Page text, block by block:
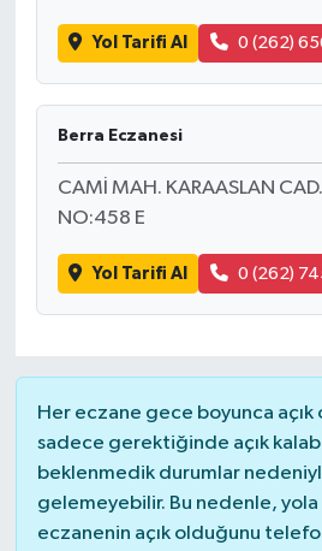
Yol Tarifi Al 0 (262)
Berra Eczanesi
CAMİ MAH. KARAASLAN
NO:458 E
Yol Tarifi Al 0 (262)
Her eczane gece boyunca açık
sadece gerektiğinde açık
beklenmedik durumlar
gelemeyebilir. Bu nedenle, yola
eczanenin açık olduğunu